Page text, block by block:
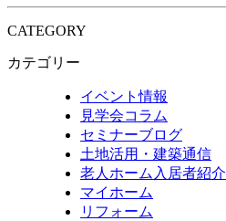
CATEGORY
カテゴリー
イベント情報
見学会コラム
セミナーブログ
土地活用・建築通信
老人ホーム入居者紹介
マイホーム
リフォーム